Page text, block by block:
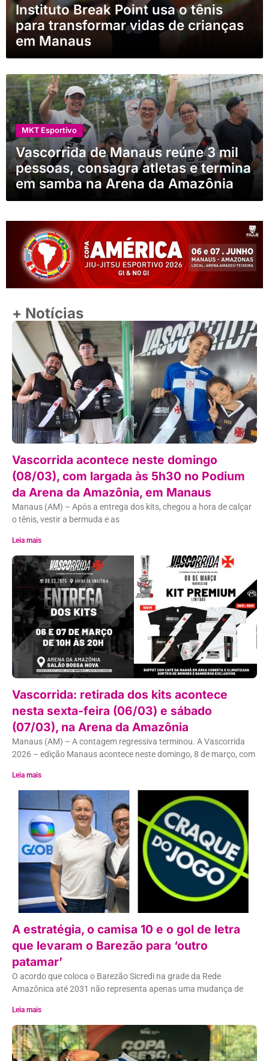
Instituto Break Point usa o tênis
para transformar vidas de crianças
em Manaus
MKT Esportivo
Vascorrida de Manaus reúne 3 mil
pessoas, consagra atletas e termina
em samba na Arena da Amazônia
+ Notícias
Vascorrida acontece neste domingo
(08/03), com largada às 5h30 no Podium
da Arena da Amazônia, em Manaus
Manaus (AM) – Após a entrega dos kits, chegou a hora de calçar
o tênis, vestir a bermuda e as
Leia mais
Vascorrida: retirada dos kits acontece
nesta sexta-feira (06/03) e sábado
(07/03), na Arena da Amazônia
Manaus (AM) – A contagem regressiva terminou. A Vascorrida
2026 – edição Manaus acontece neste domingo, 8 de março, com
Leia mais
A estratégia, o camisa 10 e o gol de letra
que levaram o Barezão para ‘outro
patamar’
O acordo que coloca o Barezão Sicredi na grade da Rede
Amazônica até 2031 não representa apenas uma mudança de
Leia mais